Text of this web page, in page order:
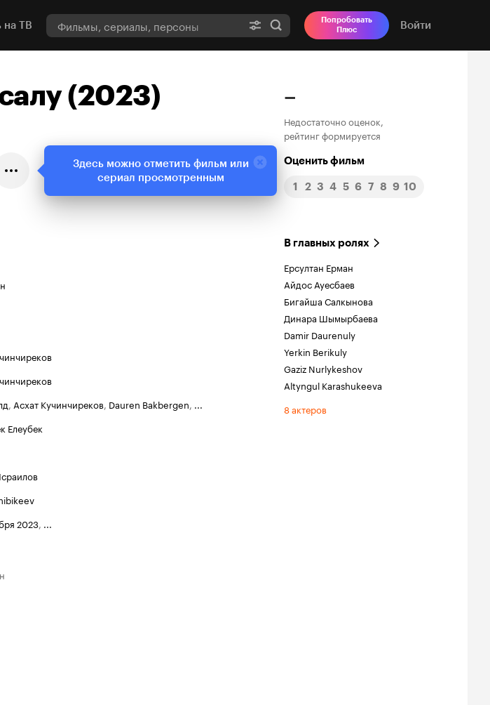
на ТВ
Попробовать
Плюс
Войти
(2023) –
Недостаточно оценок,
рейтинг формируется
Оценить фильм
1 2 3 4 5 6 7 8 9 10
, Асхат Кучинчиреков, Dauren Bakbergen, ...
Елеубек
2023, ...
В главных ролях
Ерсултан Ерман
Айдос Ауесбаев
Бигайша Салкынова
Динара Шымырбаева
Damir Daurenuly
Yerkin Berikuly
Gaziz Nurlykeshov
Altyngul Karashukeeva
8 актеров
Здесь можно отметить фильм или
сериал просмотренным